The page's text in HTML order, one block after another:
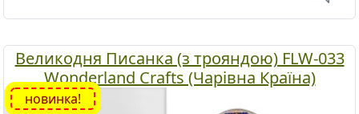
Великодня Писанка (з трояндою) FLW-033
Wonderland Crafts (Чарівна Країна)
новинка!